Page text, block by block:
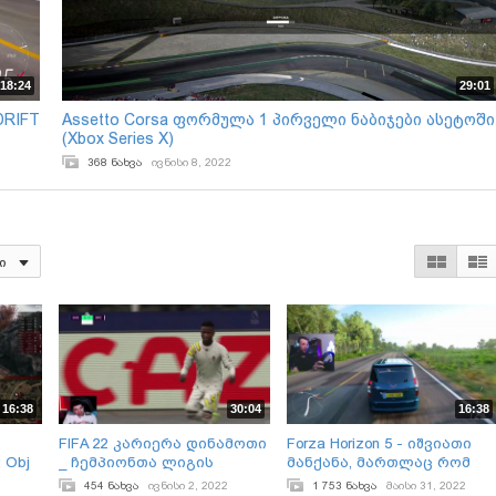
18:24 29:01
Assetto Corsa ფორმულა 1 პირველი ნაბიჯები ასეტოში
(Xbox Series X)
368 ნახვა ივნისი 8, 2022
16:38 30:04
FIFA 22 კარიერა დინამოთი
_ ჩემპიონთა ლიგის
ნახევარფინალი!
454 ნახვა ივნისი 2, 2022
16:38
Forza Horizon 5 - იშვიათი
მანქანა, მართლაც რომ
Fast & Furious
1 753 ნახვა მაისი 31, 2022